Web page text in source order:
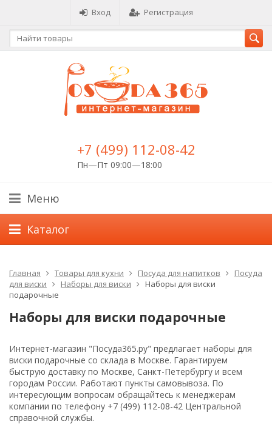
Вход Регистрация
+7 (499) 112-08-42
Пн—Пт 09:00—18:00
Меню
Каталог
Главная Товары для кухни Посуда для напитков
Посуда
для виски
Наборы для виски
Наборы для виски
подарочные
Наборы для виски подарочные
Интернет-магазин "Посуда365.ру" предлагает наборы для
виски подарочные со склада в Москве. Гарантируем
быструю доставку по Москве, Санкт-Петербургу и всем
городам России. Работают пункты самовывоза. По
интересующим вопросам обращайтесь к менеджерам
компании по телефону +7 (499) 112-08-42 Центральной
справочной службы.